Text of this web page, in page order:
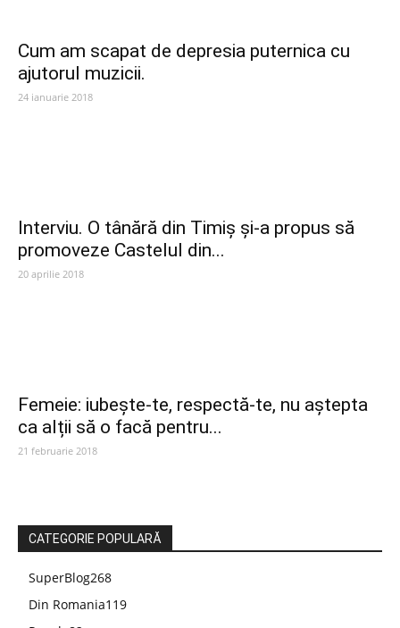
Cum am scapat de depresia puternica cu
ajutorul muzicii.
24 ianuarie 2018
Interviu. O tânără din Timiș și-a propus să
promoveze Castelul din...
20 aprilie 2018
Femeie: iubește-te, respectă-te, nu aștepta
ca alții să o facă pentru...
21 februarie 2018
CATEGORIE POPULARĂ
SuperBlog268
Din Romania119